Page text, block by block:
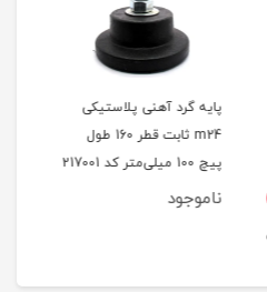
پایه گرد آهنی پلاستیکی
m24 ثابت قطر 160 طول
پیچ 100 میلی‌متر کد 217001
ناموجود